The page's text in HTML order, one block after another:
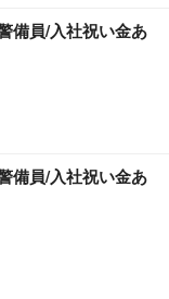
備員/入社祝い金あ
備員/入社祝い金あ